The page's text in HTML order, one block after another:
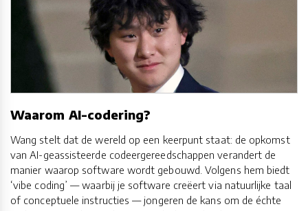
Waarom AI-codering?
Wang stelt dat de wereld op een keerpunt staat: de opkomst
van AI-geassisteerde codeergereedschappen verandert de
manier waarop software wordt gebouwd. Volgens hem biedt
‘vibe coding’ — waarbij je software creëert via natuurlijke taal
of conceptuele instructies — jongeren de kans om de échte